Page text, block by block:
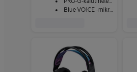
Blue VO!CE -mikrofonitekniikka